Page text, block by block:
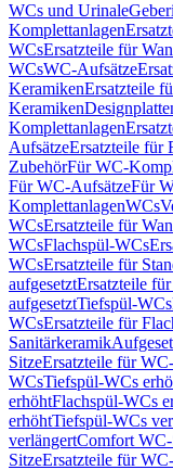
WCs und Urinale
Komplettanlagen
WCsErsatzteile für
WCsWC-Aufsätze
KeramikenErsatzteile
Keramiken
Komplettanlagen
AufsätzeErsatzteile für
ZubehörFür WC-
Für WC-AufsätzeFür
KomplettanlagenWCs
WCsErsatzteile für
WCsFlachspül-WCs
WCsErsatzteile für
aufgesetztErsatzteile
aufgesetztTiefspül-WCs
WCsErsatzteile für
Sanitärkeramik
SitzeErsatzteile für
WCsTiefspül-WCs
erhöhtFlachspül-WCs
erhöhtTiefspül-WCs
verlängertComfort
SitzeErsatzteile für